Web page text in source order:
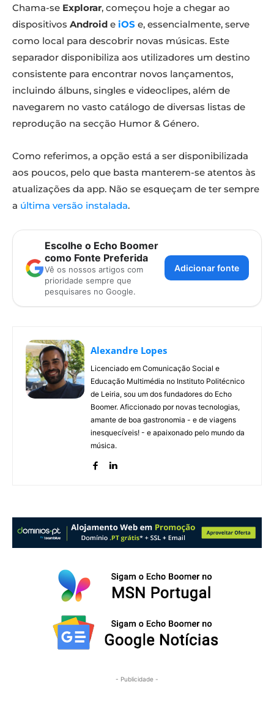
Chama-se Explorar, começou hoje a chegar ao
dispositivos Android e iOS e, essencialmente, serve
como local para descobrir novas músicas. Este
separador disponibiliza aos utilizadores um destino
consistente para encontrar novos lançamentos,
incluindo álbuns, singles e videoclipes, além de
navegarem no vasto catálogo de diversas listas de
reprodução na secção Humor & Género.
Como referimos, a opção está a ser disponibilizada
aos poucos, pelo que basta manterem-se atentos às
atualizações da app. Não se esqueçam de ter sempre
a última versão instalada.
Escolhe o Echo Boomer
como Fonte Preferida
Vê os nossos artigos com
prioridade sempre que
pesquisares no Google.
Adicionar fonte
Alexandre Lopes
Licenciado em Comunicação Social e
Educação Multimédia no Instituto Politécnico
de Leiria, sou um dos fundadores do Echo
Boomer. Aficcionado por novas tecnologias,
amante de boa gastronomia - e de viagens
inesquecíveis! - e apaixonado pelo mundo da
música.
- Publicidade -